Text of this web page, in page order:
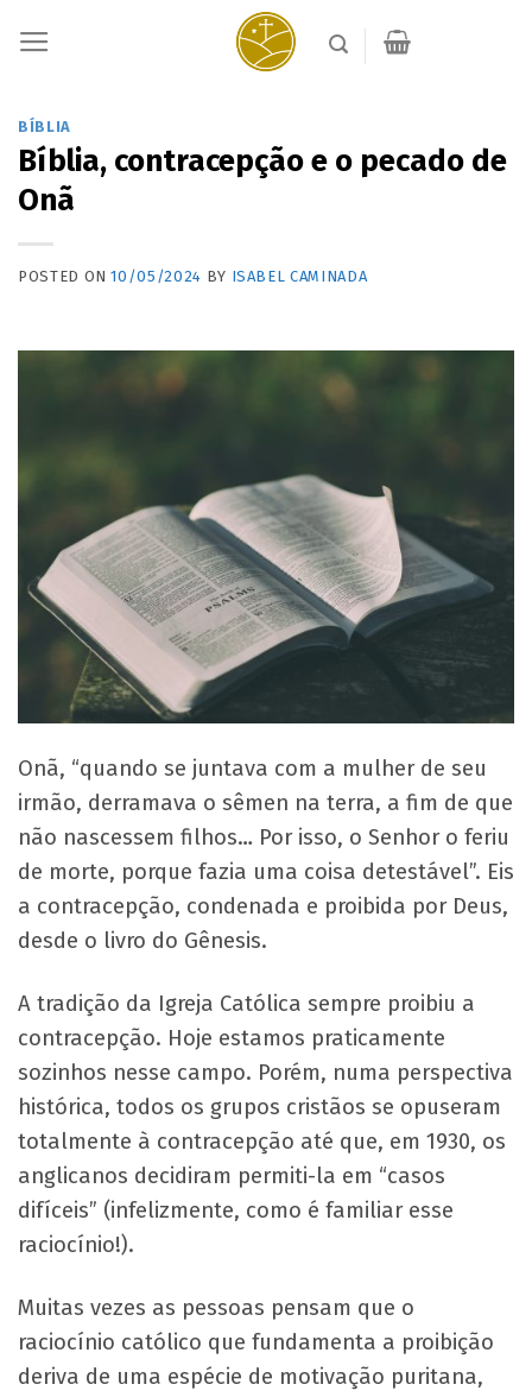
BÍBLIA
Bíblia, contracepção e o pecado de
Onã
POSTED ON10/05/2024 BY ISABEL CAMINADA
Onã, “quando se juntava com a mulher de seu
irmão, derramava o sêmen na terra, a fim de que
não nascessem filhos… Por isso, o Senhor o feriu
de morte, porque fazia uma coisa detestável”. Eis
a contracepção, condenada e proibida por Deus,
desde o livro do Gênesis.
A tradição da Igreja Católica sempre proibiu a
contracepção. Hoje estamos praticamente
sozinhos nesse campo. Porém, numa perspectiva
histórica, todos os grupos cristãos se opuseram
totalmente à contracepção até que, em 1930, os
anglicanos decidiram permiti-la em “casos
difíceis” (infelizmente, como é familiar esse
raciocínio!).
Muitas vezes as pessoas pensam que o
raciocínio católico que fundamenta a proibição
deriva de uma espécie de motivação puritana,